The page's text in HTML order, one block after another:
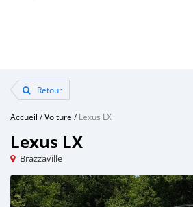
Retour
Accueil /Voiture /Lexus LX
Lexus LX
Brazzaville